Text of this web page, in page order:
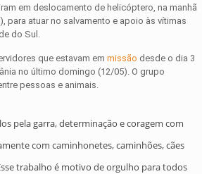
em deslocamento de helicóptero, na manhã
para atuar no salvamento e apoio às vítimas
do Sul.
que estavam emmissão desde o dia 3
no último domingo (12/05). O grupo
pessoas e animais.
pela garra, determinação e coragem com
com caminhonetes, caminhões, cães
trabalho é motivo de orgulho para todos